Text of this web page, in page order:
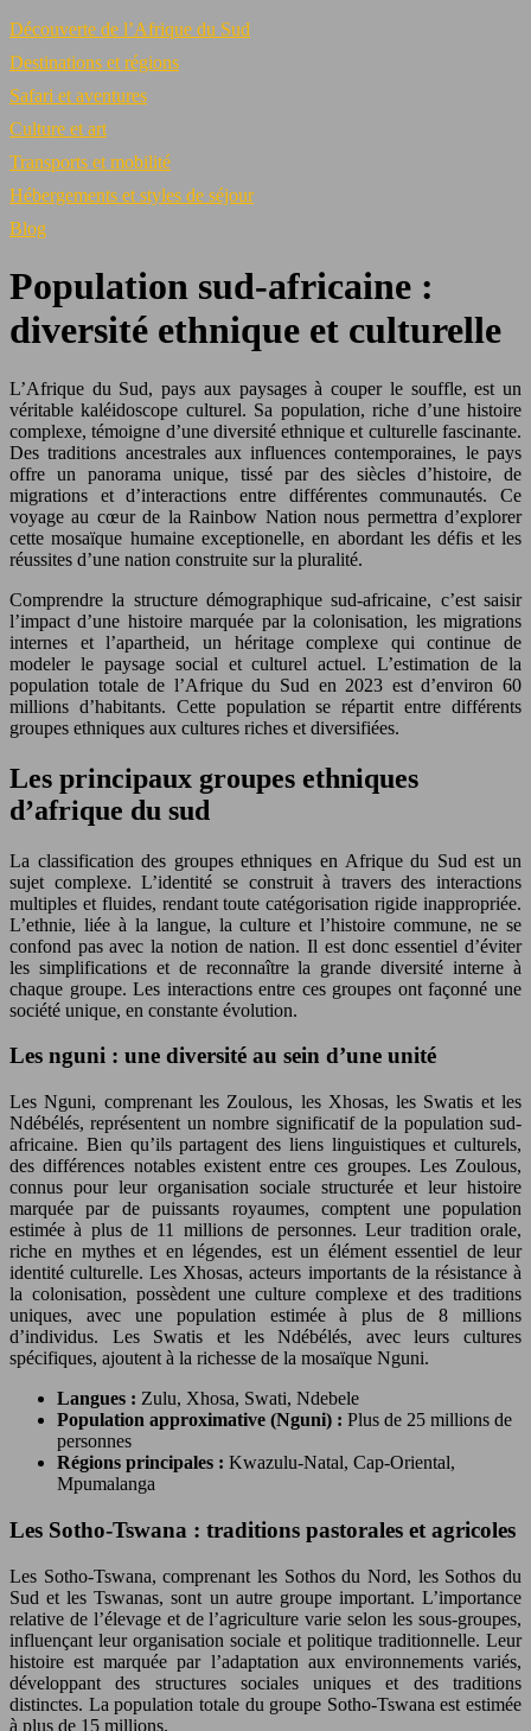
Découverte de l’Afrique du Sud
Destinations et régions
Safari et aventures
Culture et art
Transports et mobilité
Hébergements et styles de séjour
Blog
Population sud-africaine :
diversité ethnique et culturelle
L’Afrique du Sud, pays aux paysages à couper le souffle, est un
véritable kaléidoscope culturel. Sa population, riche d’une histoire
complexe, témoigne d’une diversité ethnique et culturelle fascinante.
Des traditions ancestrales aux influences contemporaines, le pays
offre un panorama unique, tissé par des siècles d’histoire, de
migrations et d’interactions entre différentes communautés. Ce
voyage au cœur de la Rainbow Nation nous permettra d’explorer
cette mosaïque humaine exceptionelle, en abordant les défis et les
réussites d’une nation construite sur la pluralité.
Comprendre la structure démographique sud-africaine, c’est saisir
l’impact d’une histoire marquée par la colonisation, les migrations
internes et l’apartheid, un héritage complexe qui continue de
modeler le paysage social et culturel actuel. L’estimation de la
population totale de l’Afrique du Sud en 2023 est d’environ 60
millions d’habitants. Cette population se répartit entre différents
groupes ethniques aux cultures riches et diversifiées.
Les principaux groupes ethniques
d’afrique du sud
La classification des groupes ethniques en Afrique du Sud est un
sujet complexe. L’identité se construit à travers des interactions
multiples et fluides, rendant toute catégorisation rigide inappropriée.
L’ethnie, liée à la langue, la culture et l’histoire commune, ne se
confond pas avec la notion de nation. Il est donc essentiel d’éviter
les simplifications et de reconnaître la grande diversité interne à
chaque groupe. Les interactions entre ces groupes ont façonné une
société unique, en constante évolution.
Les nguni : une diversité au sein d’une unité
Les Nguni, comprenant les Zoulous, les Xhosas, les Swatis et les
Ndébélés, représentent un nombre significatif de la population sud-
africaine. Bien qu’ils partagent des liens linguistiques et culturels,
des différences notables existent entre ces groupes. Les Zoulous,
connus pour leur organisation sociale structurée et leur histoire
marquée par de puissants royaumes, comptent une population
estimée à plus de 11 millions de personnes. Leur tradition orale,
riche en mythes et en légendes, est un élément essentiel de leur
identité culturelle. Les Xhosas, acteurs importants de la résistance à
la colonisation, possèdent une culture complexe et des traditions
uniques, avec une population estimée à plus de 8 millions
d’individus. Les Swatis et les Ndébélés, avec leurs cultures
spécifiques, ajoutent à la richesse de la mosaïque Nguni.
Langues : Zulu, Xhosa, Swati, Ndebele
Population approximative (Nguni) : Plus de 25 millions de
personnes
Régions principales : Kwazulu-Natal, Cap-Oriental,
Mpumalanga
Les Sotho-Tswana : traditions pastorales et agricoles
Les Sotho-Tswana, comprenant les Sothos du Nord, les Sothos du
Sud et les Tswanas, sont un autre groupe important. L’importance
relative de l’élevage et de l’agriculture varie selon les sous-groupes,
influençant leur organisation sociale et politique traditionnelle. Leur
histoire est marquée par l’adaptation aux environnements variés,
développant des structures sociales uniques et des traditions
distinctes. La population totale du groupe Sotho-Tswana est estimée
à plus de 15 millions.